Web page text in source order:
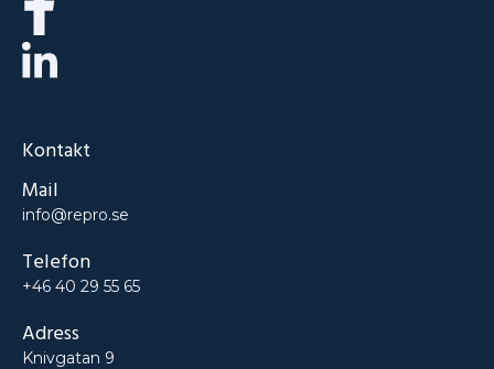
Kontakt
Mail
info@repro.se
Telefon
+46 40 29 55 65
Adress
Knivgatan 9